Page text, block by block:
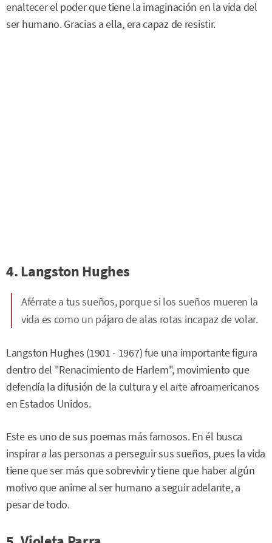
enaltecer el poder que tiene la imaginación en la vida del
ser humano. Gracias a ella, era capaz de resistir.
4. Langston Hughes
Aférrate a tus sueños, porque si los sueños mueren la
vida es como un pájaro de alas rotas incapaz de volar.
Langston Hughes (1901 - 1967) fue una importante figura
dentro del "Renacimiento de Harlem", movimiento que
defendía la difusión de la cultura y el arte afroamericanos
en Estados Unidos.
Este es uno de sus poemas más famosos. En él busca
inspirar a las personas a perseguir sus sueños, pues la vida
tiene que ser más que sobrevivir y tiene que haber algún
motivo que anime al ser humano a seguir adelante, a
pesar de todo.